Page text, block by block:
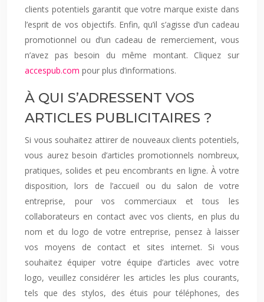
clients potentiels garantit que votre marque existe dans
l’esprit de vos objectifs. Enfin, qu’il s’agisse d’un cadeau
promotionnel ou d’un cadeau de remerciement, vous
n’avez pas besoin du même montant. Cliquez sur
accespub.com pour plus d’informations.
À QUI S’ADRESSENT VOS
ARTICLES PUBLICITAIRES ?
Si vous souhaitez attirer de nouveaux clients potentiels,
vous aurez besoin d’articles promotionnels nombreux,
pratiques, solides et peu encombrants en ligne. À votre
disposition, lors de l’accueil ou du salon de votre
entreprise, pour vos commerciaux et tous les
collaborateurs en contact avec vos clients, en plus du
nom et du logo de votre entreprise, pensez à laisser
vos moyens de contact et sites internet. Si vous
souhaitez équiper votre équipe d’articles avec votre
logo, veuillez considérer les articles les plus courants,
tels que des stylos, des étuis pour téléphones, des